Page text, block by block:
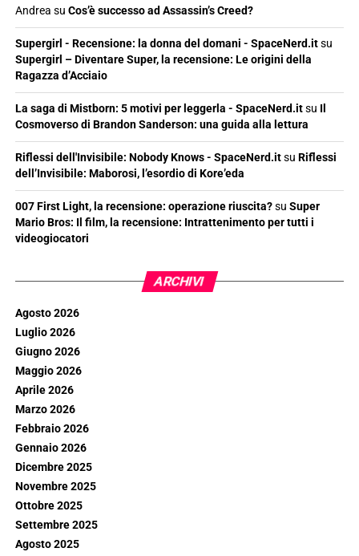
Andrea su Cos’è successo ad Assassin’s Creed?
Supergirl - Recensione: la donna del domani - SpaceNerd.itsu
Supergirl – Diventare Super, la recensione: Le origini della
Ragazza d’Acciaio
La saga di Mistborn: 5 motivi per leggerla - SpaceNerd.itsu Il
Cosmoverso di Brandon Sanderson: una guida alla lettura
Riflessi dell'Invisibile: Nobody Knows - SpaceNerd.itsu Riflessi
dell’Invisibile: Maborosi, l’esordio di Kore’eda
007 First Light, la recensione: operazione riuscita?su Super
Mario Bros: Il film, la recensione: Intrattenimento per tutti i
videogiocatori
ARCHIVI
Agosto 2026
Luglio 2026
Giugno 2026
Maggio 2026
Aprile 2026
Marzo 2026
Febbraio 2026
Gennaio 2026
Dicembre 2025
Novembre 2025
Ottobre 2025
Settembre 2025
Agosto 2025